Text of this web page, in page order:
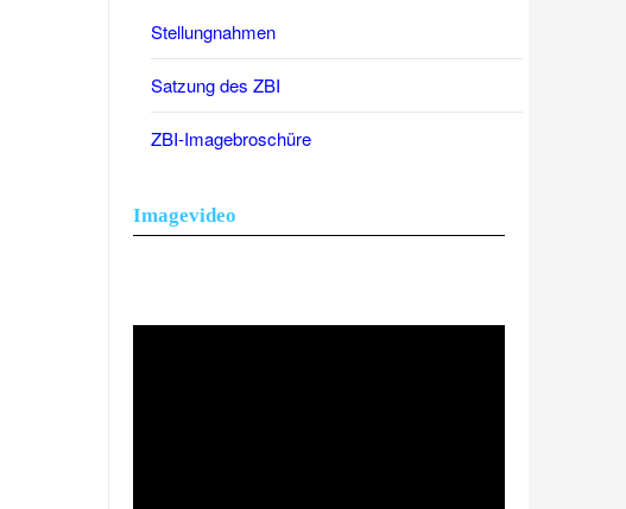
Stellungnahmen
Satzung des ZBI
ZBI-Imagebroschüre
Imagevideo